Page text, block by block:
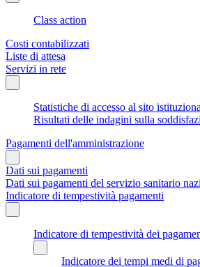
Class action
Costi contabilizzati
Liste di attesa
Servizi in rete
Statistiche di accesso al sito
Risultati delle indagini sulla
Pagamenti dell'amministrazione
Dati sui pagamenti
Dati sui pagamenti del servizio sanitario
Indicatore di tempestività pagamenti
Indicatore di tempestività dei
Indicatore dei tempi medi di